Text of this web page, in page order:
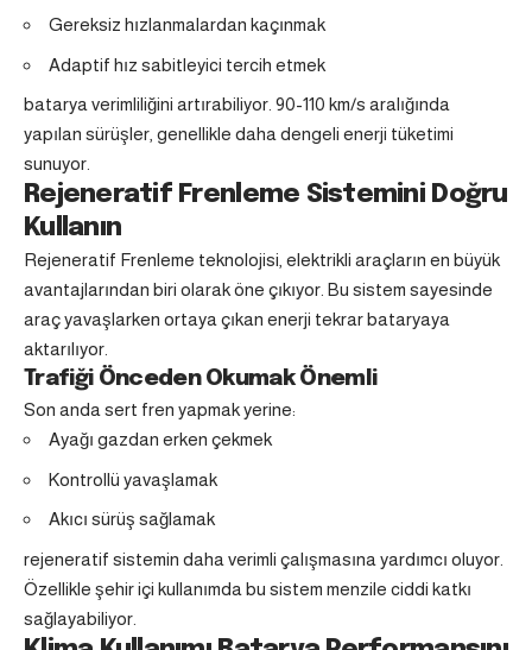
Gereksiz hızlanmalardan kaçınmak
Adaptif hız sabitleyici tercih etmek
batarya verimliliğini artırabiliyor. 90-110 km/s aralığında
yapılan sürüşler, genellikle daha dengeli enerji tüketimi
sunuyor.
Rejeneratif Frenleme Sistemini Doğru
Kullanın
Rejeneratif Frenleme teknolojisi, elektrikli araçların en büyük
avantajlarından biri olarak öne çıkıyor. Bu sistem sayesinde
araç yavaşlarken ortaya çıkan enerji tekrar bataryaya
aktarılıyor.
Trafiği Önceden Okumak Önemli
Son anda sert fren yapmak yerine:
Ayağı gazdan erken çekmek
Kontrollü yavaşlamak
Akıcı sürüş sağlamak
rejeneratif sistemin daha verimli çalışmasına yardımcı oluyor.
Özellikle şehir içi kullanımda bu sistem menzile ciddi katkı
sağlayabiliyor.